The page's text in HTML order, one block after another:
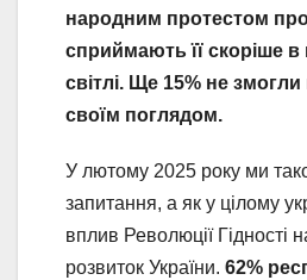
народним протестом
сприймають її скоріше
світлі. Ще 15% не змогли
своїм поглядом.
У лютому 2025 року ми
запитання, а як у цілому
вплив Революції Гідності
розвиток України. 62%